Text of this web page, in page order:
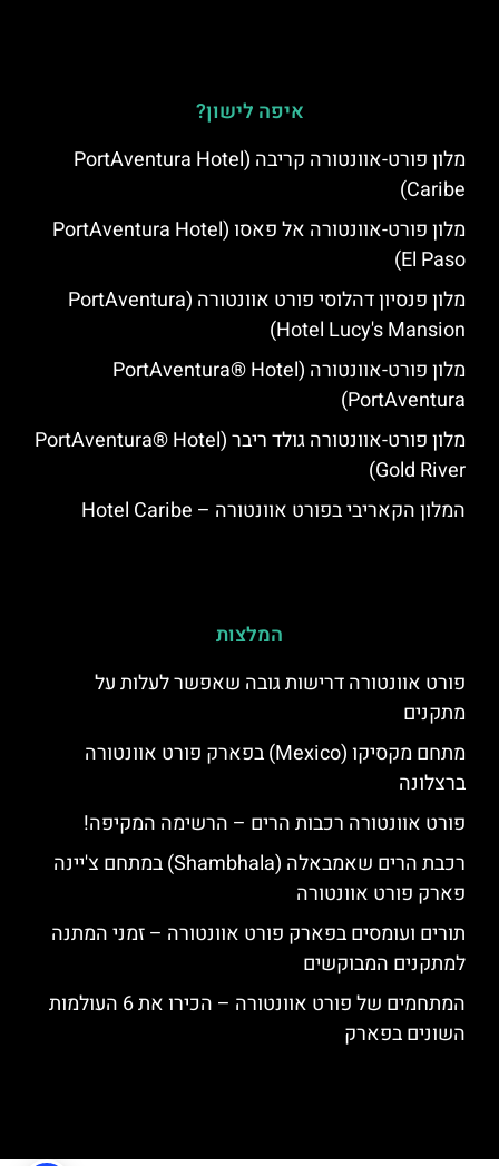
איפה לישון?
מלון פורט-אוונטורה קריבה (PortAventura Hotel
Caribe)
מלון פורט-אוונטורה אל פאסו (PortAventura Hotel
El Paso)
מלון פנסיון דהלוסי פורט אוונטורה (PortAventura
Hotel Lucy's Mansion‬)
מלון פורט-אוונטורה (PortAventura® Hotel
PortAventura)
מלון פורט-אוונטורה גולד ריבר (PortAventura® Hotel
Gold River)
המלון הקאריבי בפורט אוונטורה – Hotel Caribe
המלצות
פורט אוונטורה דרישות גובה שאפשר לעלות על
מתקנים
מתחם מקסיקו (Mexico) בפארק פורט אוונטורה
ברצלונה
פורט אוונטורה רכבות הרים – הרשימה המקיפה!
רכבת הרים שאמבאלה (Shambhala) במתחם צ'יינה
פארק פורט אוונטורה
תורים ועומסים בפארק פורט אוונטורה – זמני המתנה
למתקנים המבוקשים
המתחמים של פורט אוונטורה – הכירו את 6 העולמות
השונים בפארק